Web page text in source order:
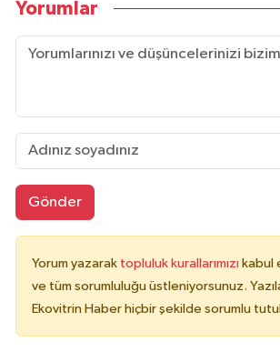
Yorumlar
Gönder
Yorum yazarak topluluk kurallarımızı kabul
ve tüm sorumluluğu üstleniyorsunuz.
Ekovitrin Haber hiçbir şekilde sorumlu